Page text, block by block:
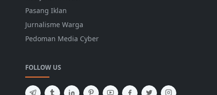
Pasang Iklan
Jurnalisme Warga
Pedoman Media Cyber
FOLLOW US